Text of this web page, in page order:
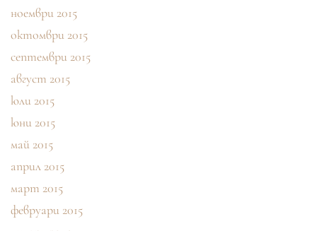
ноември 2015
октомври 2015
септември 2015
август 2015
юли 2015
юни 2015
май 2015
април 2015
март 2015
февруари 2015